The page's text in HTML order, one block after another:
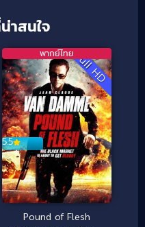
าสนใจ
Full HD
5.5
พากย์ไทย
Pound of Flesh